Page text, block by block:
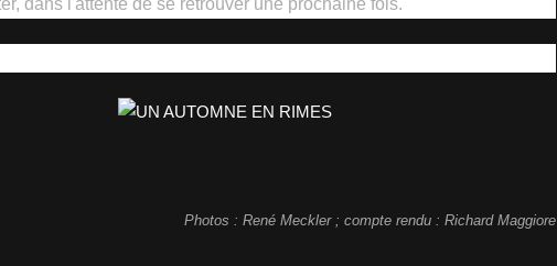
dans l'attente de se retrouver une prochaine fois.
Photos : René Meckler ; compte rendu : Richard Maggiore